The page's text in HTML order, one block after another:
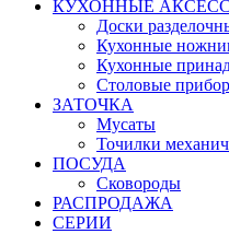
КУХОННЫЕ
Доски
Кухонные
Кухонные
Столовые
ЗАТОЧКА
Мусаты
Точилки
ПОСУДА
Сковороды
РАСПРОДАЖА
СЕРИИ